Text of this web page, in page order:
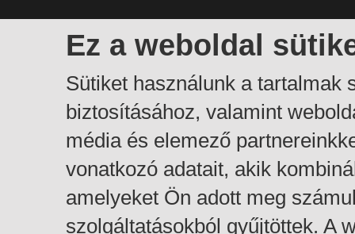
Ez a weboldal
Sütiket használunk a tartalmak
biztosításához, valamint
média és elemező
vonatkozó adatait, akik
amelyeket Ön adott meg
szolgáltatásokból gyűjtöttek. A